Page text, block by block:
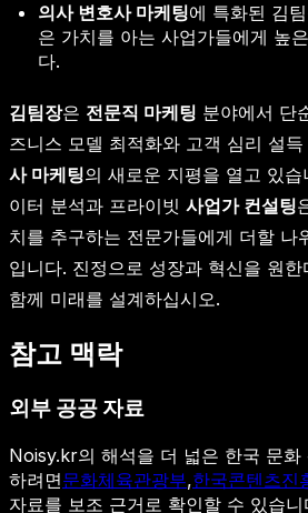
의사 변호사 마케팅에 특화된 김
은 가치를 아는 사업가들에게 높
다.
김팀장은 전문직 마케팅 분야에서 단
즈니스 모델 최적화와 고객 심리 설
사 마케팅의 새로운 지평을 열고 있
이터 분석과 프라이빗 사업가 컨설팅
치를 추구하는 전문가들에게 더할 나
입니다. 진정으로 성장과 혁신을 원
함께 미래를 설계하십시오.
참고 맥락
외부 공공 자료
Noisy.kr의 해석을 더 넓은 한국 문화
하려면문화체육관광부,한국콘텐츠진
자료를 보조 근거로 확인할 수 있습니